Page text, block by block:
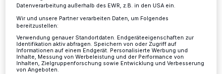
kommende Schuljahr gibt es noch freie Plätze.
18.05.2022 , 13:01 Uhr 2 Minuten Lesezeit
Datenverarbeitung außerhalb des EWR, z.B. in den USA ein.
Wir und unsere Partner verarbeiten Daten, um Folgendes
bereitzustellen:
Verwendung genauer Standortdaten. Endgeräteeigenschaften zur
Identifikation aktiv abfragen. Speichern von oder Zugriff auf
Informationen auf einem Endgerät. Personalisierte Werbung und
Inhalte, Messung von Werbeleistung und der Performance von
Inhalten, Zielgruppenforschung sowie Entwicklung und Verbesserung
von Angeboten.